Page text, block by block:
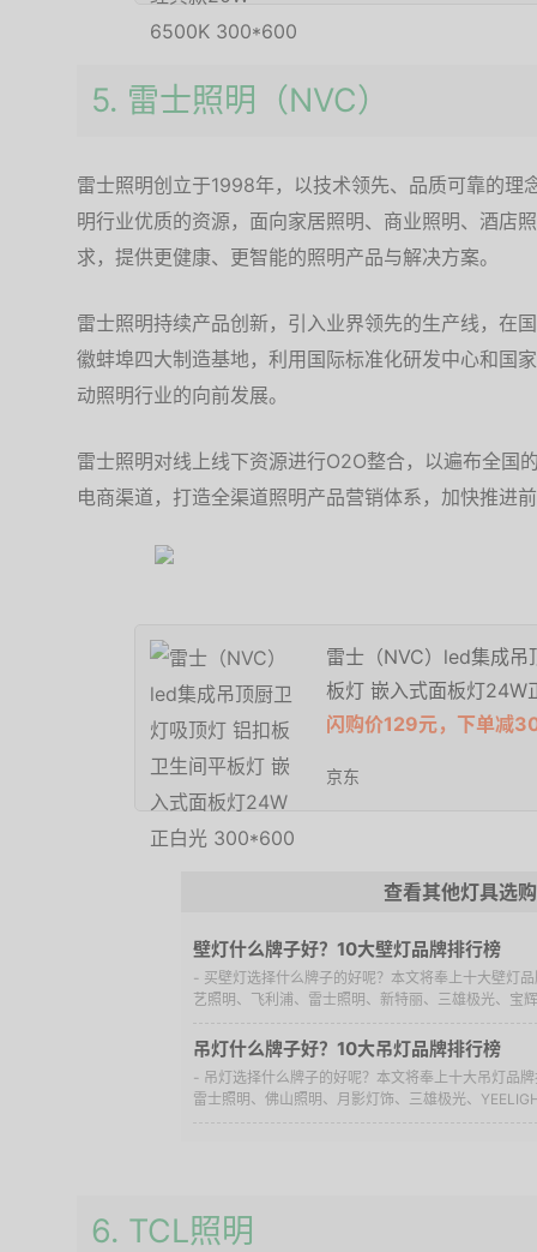
5. 雷士照明（NVC）
雷士照明创立于1998年，以技术领先、品质可靠的理
明行业优质的资源，面向家居照明、商业照明、酒店
求，提供更健康、更智能的照明产品与解决方案。
雷士照明持续产品创新，引入业界领先的生产线，在
徽蚌埠四大制造基地，利用国际标准化研发中心和国
动照明行业的向前发展。
雷士照明对线上线下资源进行O2O整合，以遍布全
电商渠道，打造全渠道照明产品营销体系，加快推进
雷士（NVC）led集成吊
板灯 嵌入式面板灯
闪购价129元，下单减
京东
查看其他灯具选
壁灯什么牌子好？10大壁灯品牌排行榜
- 买壁灯选择什么牌子的好呢？本文将奉上十大壁灯
艺照明、飞利浦、雷士照明、新特丽、三雄极光、宝
吊灯什么牌子好？10大吊灯品牌排行榜
- 吊灯选择什么牌子的好呢？本文将奉上十大吊灯品
雷士照明、佛山照明、月影灯饰、三雄极光、
6. TCL照明